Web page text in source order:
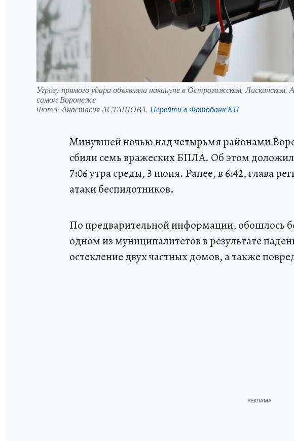
Угрозу прямого удара объявляли накануне в Острогожском,
самом Воронеже
Фото: Анастасия АСТАШОВА. Перейти в Фотобанк КП
Минувшей ночью над четырьмя районами
сбили семь вражеских БПЛА. Об этом доложил
7:06 утра среды, 3 июня. Ранее, в 6:42, глава
атаки беспилотников.
По предварительной информации, обошлось
одном из муниципалитетов в результате
остекление двух частных домов, а также